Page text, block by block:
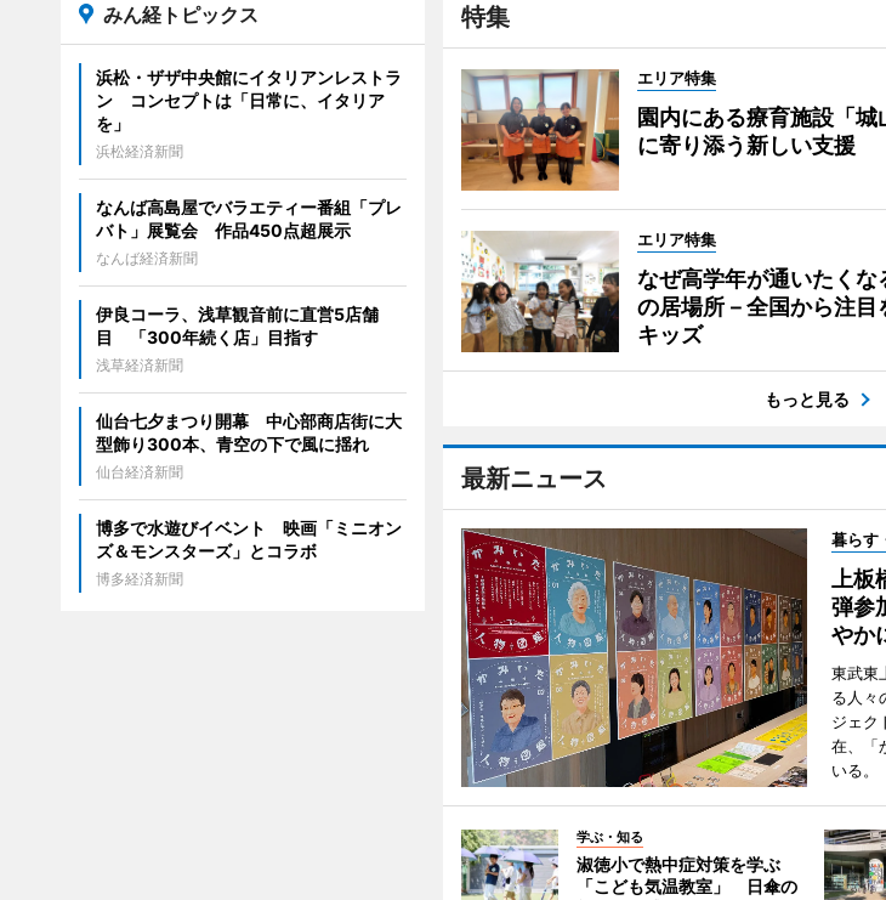
特集
エリア特集
園内にある療育施設「
に寄り添う新しい支援
エリア特集
なぜ高学年が通いたく
の居場所－全国から注
キッズ
もっと見る
最新ニュース
暮らす
上
弾参
やか
東武東
る人々
ジェク
在、「
いる。
学ぶ・知る
淑徳小で熱中症対策を学ぶ
「こども気温教室」 日傘の
みん経トピックス
浜松・ザザ中央館にイタリアンレストラ
ン コンセプトは「日常に、イタリア
を」
浜松経済新聞
なんば高島屋でバラエティー番組「プレ
バト」展覧会 作品450点超展示
なんば経済新聞
伊良コーラ、浅草観音前に直営5店舗
目 「300年続く店」目指す
浅草経済新聞
仙台七夕まつり開幕 中心部商店街に大
型飾り300本、青空の下で風に揺れ
仙台経済新聞
博多で水遊びイベント 映画「ミニオン
ズ＆モンスターズ」とコラボ
博多経済新聞